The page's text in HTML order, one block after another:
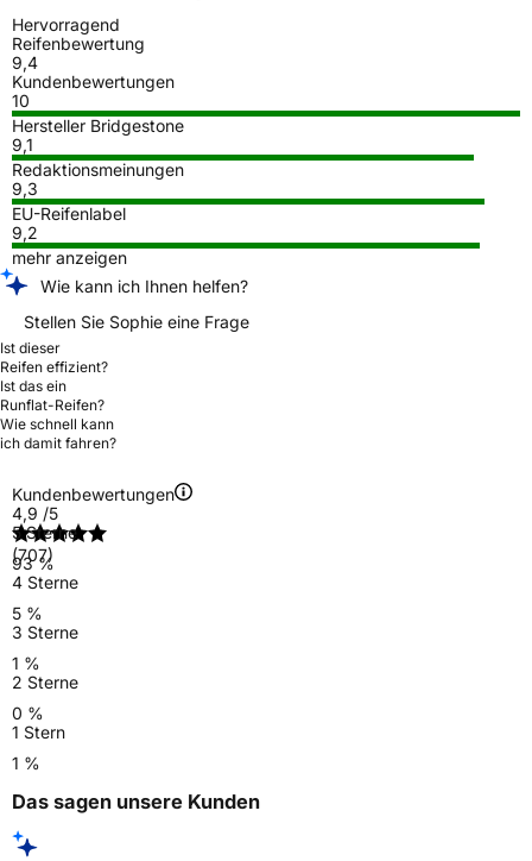
Hervorragend
Reifenbewertung
9,4
Kundenbewertungen
10
Hersteller Bridgestone
9,1
Redaktionsmeinungen
9,3
EU-Reifenlabel
9,2
mehr anzeigen
Wie kann ich Ihnen helfen?
Stellen Sie Sophie eine Frage
Ist dieser
Reifen effizient?
Ist das ein
Runflat-Reifen?
Wie schnell kann
ich damit fahren?
Kundenbewertungen
4,9 /5
(707)
5 Sterne
93 %
4 Sterne
5 %
3 Sterne
1 %
2 Sterne
0 %
1 Stern
1 %
Das sagen unsere Kunden